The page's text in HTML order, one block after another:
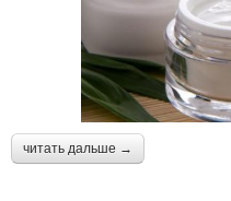
читать дальше →